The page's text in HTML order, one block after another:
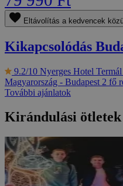
Eltávolítás a kedvencek
Kikapcsolódás
9.2/10 Nyerges Hotel
Magyarország - Budapest 2 fő
További ajánlatok
Kirándulási